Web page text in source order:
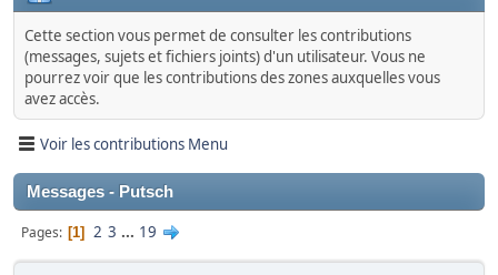
Cette section vous permet de consulter les contributions
(messages, sujets et fichiers joints) d'un utilisateur. Vous ne
pourrez voir que les contributions des zones auxquelles vous
avez accès.
Voir les contributions Menu
Messages - Putsch
Pages 1 2 3 ... 19